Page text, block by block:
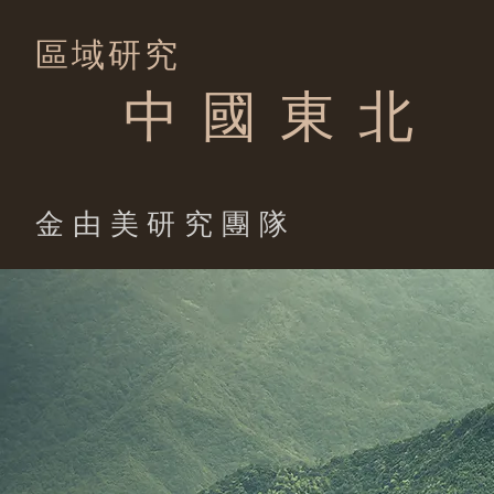
區域研究
中 國 東 北
​金由美研究團隊